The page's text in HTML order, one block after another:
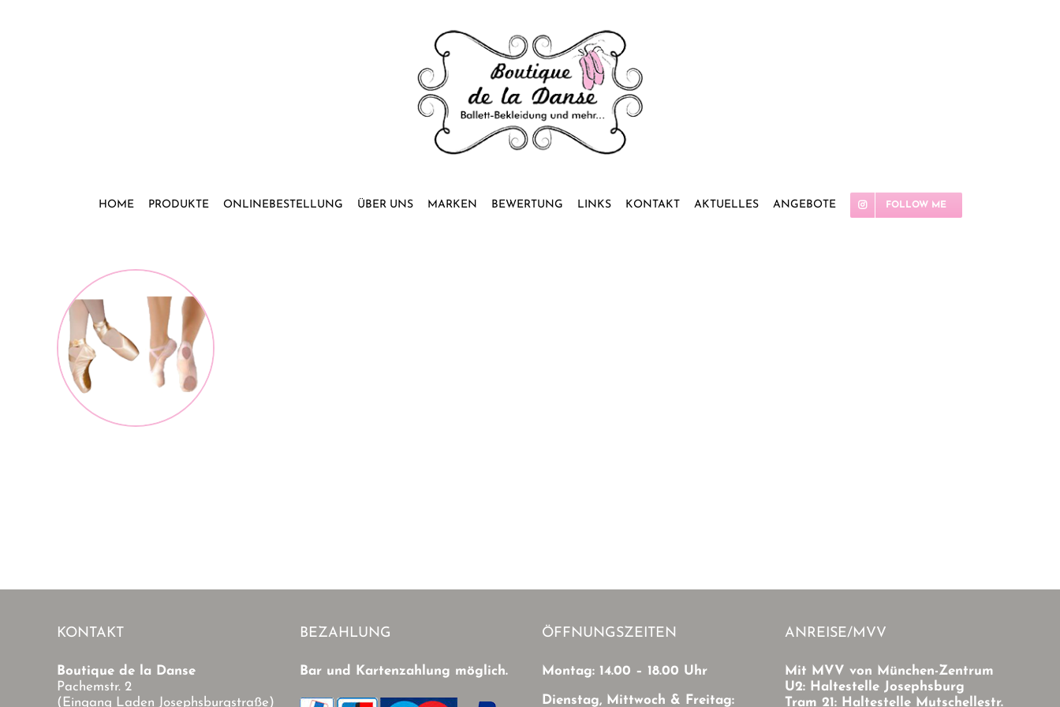
HOME PRODUKTE ONLINEBESTELLUNG ÜBER UNS MARKEN BEWERTUNG LINKS KONTAKT AKTUELLES ANGEBOTE FOLLOW ME
KONTAKT
Boutique de la Danse
Pachemstr. 2
(Eingang Laden Josephsburgstraße)
BEZAHLUNG
Bar und Kartenzahlung möglich.
ÖFFNUNGSZEITEN
Montag: 14.00 – 18.00 Uhr
Dienstag, Mittwoch & Freitag:
ANREISE/MVV
Mit MVV von München-Zentrum
U2: Haltestelle Josephsburg
Tram 21: Haltestelle Mutschellestr.